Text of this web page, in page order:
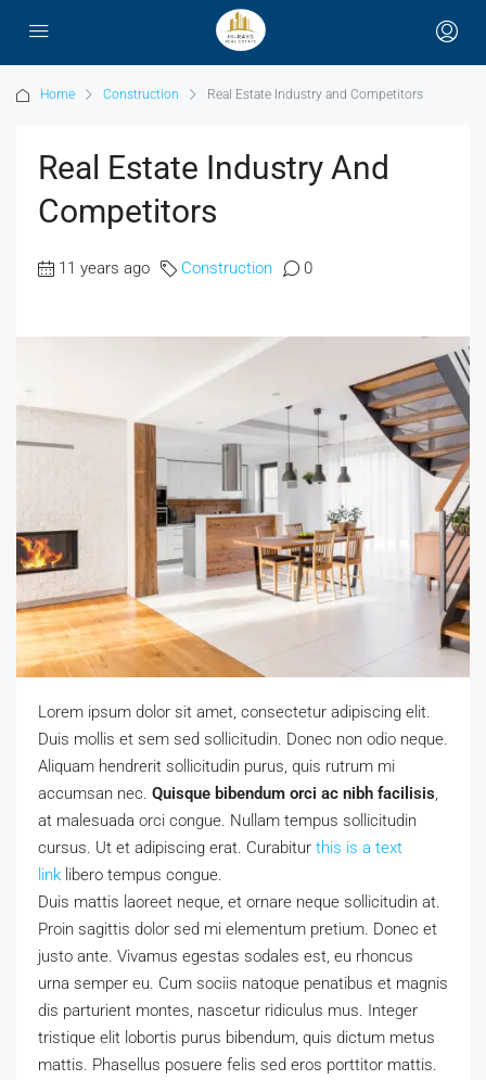
Home Construction Real Estate Industry and Competitors
Real Estate Industry And
Competitors
11 years ago Construction 0
Lorem ipsum dolor sit amet, consectetur adipiscing elit.
Duis mollis et sem sed sollicitudin. Donec non odio neque.
Aliquam hendrerit sollicitudin purus, quis rutrum mi
accumsan nec. Quisque bibendum orci ac nibh facilisis
at malesuada orci congue. Nullam tempus sollicitudin
cursus. Ut et adipiscing erat. Curabitur this is a text
link libero tempus congue.
Duis mattis laoreet neque, et ornare neque sollicitudin at.
Proin sagittis dolor sed mi elementum pretium. Donec et
justo ante. Vivamus egestas sodales est, eu rhoncus
urna semper eu. Cum sociis natoque penatibus et magnis
dis parturient montes, nascetur ridiculus mus. Integer
tristique elit lobortis purus bibendum, quis dictum metus
mattis. Phasellus posuere felis sed eros porttitor mattis.